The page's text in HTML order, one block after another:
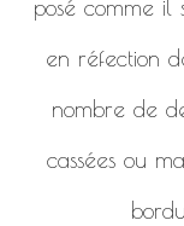
posé comme il
en réfection
nombre de
cassées ou